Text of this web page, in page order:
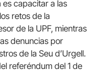
capacitar a las
retos de la
de la UPF, mientras
denuncias por
de la Seu d’Urgell.
referéndum del 1 de